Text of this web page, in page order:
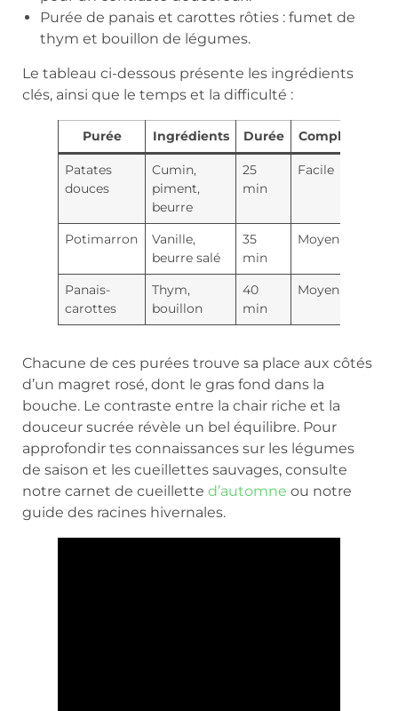
Purée de panais et carottes rôties : fumet de
thym et bouillon de légumes.
Le tableau ci-dessous présente les ingrédients
clés, ainsi que le temps et la difficulté :
Purée Ingrédients Durée Complexité
Patates
douces
Cumin,
piment,
beurre
25
min
Facile
Potimarron
Vanille,
beurre salé
35
min
Moyenne
Panais-
carottes
Thym,
bouillon
40
min
Moyenne
Chacune de ces purées trouve sa place aux côtés
d’un magret rosé, dont le gras fond dans la
bouche. Le contraste entre la chair riche et la
douceur sucrée révèle un bel équilibre. Pour
approfondir tes connaissances sur les légumes
de saison et les cueillettes sauvages, consulte
notre carnet de cueillette d’automne ou notre
guide des racines hivernales.